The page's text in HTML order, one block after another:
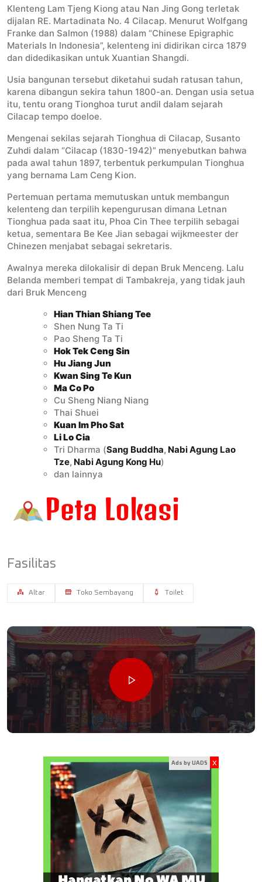
Klenteng Lam Tjeng Kiong atau Nan Jing Gong terletak
dijalan RE. Martadinata No. 4 Cilacap. Menurut Wolfgang
Franke dan Salmon (1988) dalam “Chinese Epigraphic
Materials In Indonesia”, kelenteng ini didirikan circa 1879
dan didedikasikan untuk Xuantian Shangdi.
Usia bangunan tersebut diketahui sudah ratusan tahun,
karena dibangun sekira tahun 1800-an. Dengan usia setua
itu, tentu orang Tionghoa turut andil dalam sejarah
Cilacap tempo doeloe.
Mengenai sekilas sejarah Tionghua di Cilacap, Susanto
Zuhdi dalam “Cilacap (1830-1942)” menyebutkan bahwa
pada awal tahun 1897, terbentuk perkumpulan Tionghua
yang bernama Lam Ceng Kion.
Pertemuan pertama memutuskan untuk membangun
kelenteng dan terpilih kepengurusan dimana Letnan
Tionghua pada saat itu, Phoa Cin Thee terpilih sebagai
ketua, sementara Be Kee Jian sebagai wijkmeester der
Chinezen menjabat sebagai sekretaris.
Awalnya mereka dilokalisir di depan Bruk Menceng. Lalu
Belanda memberi tempat di Tambakreja, yang tidak jauh
dari Bruk Menceng
Hian Thian Shiang Tee
Shen Nung Ta Ti
Pao Sheng Ta Ti
Hok Tek Ceng Sin
Hu Jiang Jun
Kwan Sing Te Kun
Ma Co Po
Cu Sheng Niang Niang
Thai Shuei
Kuan Im Pho Sat
Li Lo Cia
Tri Dharma (Sang Buddha, Nabi Agung Lao
Tze, Nabi Agung Kong Hu)
dan lainnya
Fasilitas
Altar Toko Sembayang Toilet
Ads by UADS x